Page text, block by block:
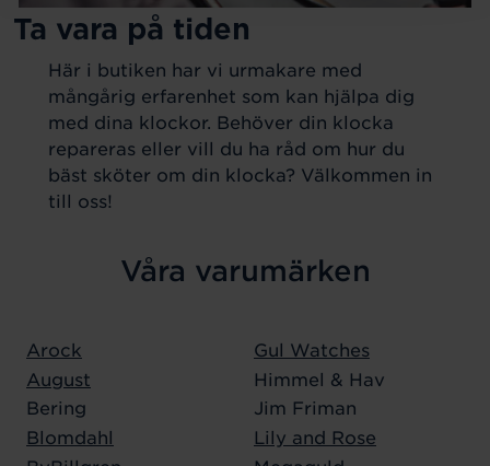
Ta vara på tiden
Här i butiken har vi urmakare med
mångårig erfarenhet som kan hjälpa dig
med dina klockor. Behöver din klocka
repareras eller vill du ha råd om hur du
bäst sköter om din klocka? Välkommen in
till oss!
Våra varumärken
Arock
August
Bering
Blomdahl
Gul Watches
Himmel & Hav
Jim Friman
Lily and Rose